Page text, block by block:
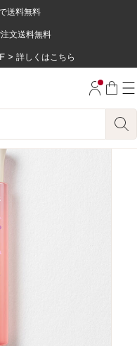
送料無料
文送料無料
> 詳しくはこちら